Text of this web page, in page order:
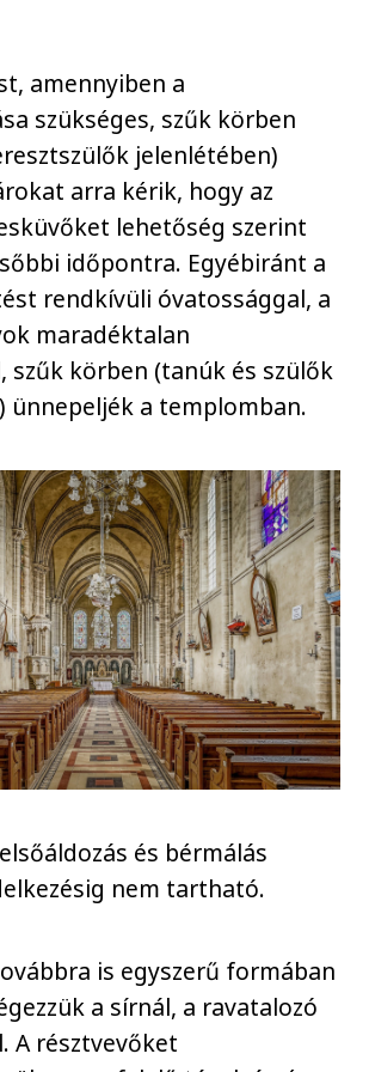
amennyiben a
szükséges, szűk körben
jelenlétében)
arra kérik, hogy az
lehetőség szerint
időpontra. Egyébiránt a
rendkívüli óvatossággal, a
maradéktalan
szűk körben (tanúk és szülők
ünnepeljék a templomban.
és bérmálás
nem tartható.
is egyszerű formában
a sírnál, a ravatalozó
A résztvevőket